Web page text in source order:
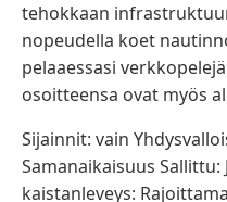
tehokkaan
nopeudella koet
pelaaessasi
osoitteensa ovat myös
Sijainnit: vain
Samanaikaisuus Sallittu:
kaistanleveys: